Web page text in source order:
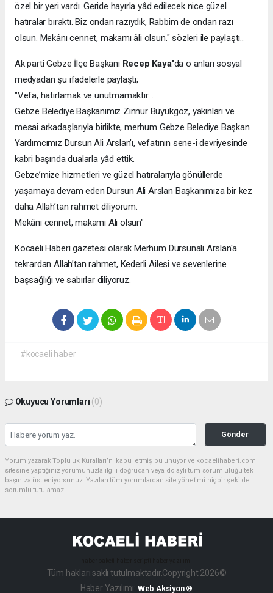
özel bir yeri vardı. Geride hayırla yâd edilecek nice güzel
hatıralar bıraktı. Biz ondan razıydık, Rabbim de ondan razı
olsun. Mekânı cennet, makamı âli olsun." sözleri ile paylaştı..
Ak parti Gebze İlçe Başkanı Recep Kaya'da o anları sosyal
medyadan şu ifadelerle paylaştı;
"Vefa, hatırlamak ve unutmamaktır…
Gebze Belediye Başkanımız Zinnur Büyükgöz, yakınları ve
mesai arkadaşlarıyla birlikte, merhum Gebze Belediye Başkan
Yardımcımız Dursun Ali Arslan’ı, vefatının sene-i devriyesinde
kabri başında dualarla yâd ettik.
Gebze’mize hizmetleri ve güzel hatıralarıyla gönüllerde
yaşamaya devam eden Dursun Ali Arslan Başkanımıza bir kez
daha Allah’tan rahmet diliyorum.
Mekânı cennet, makamı Ali olsun"
Kocaeli Haberi gazetesi olarak Merhum Dursunali Arslan'a
tekrardan Allah’tan rahmet, Kederli Ailesi ve sevenlerine
başsağlığı ve sabırlar diliyoruz.
#kocaeli haber
Okuyucu Yorumları (0)
Gönder
Yorum yazarak Topluluk Kuralları’nı kabul etmiş bulunuyor ve kocaelihaberi.com
sitesine yaptığınız yorumunuzla ilgili doğrudan veya dolaylı tüm sorumluluğu tek
başınıza üstleniyorsunuz. Yazılan tüm yorumlardan site yönetimi hiçbir şekilde
sorumlu tutulamaz.
Tüm hakları saklı tutulmaktadır.Copyright 2026©
Haber Yazılımı: Web Aksiyon ®